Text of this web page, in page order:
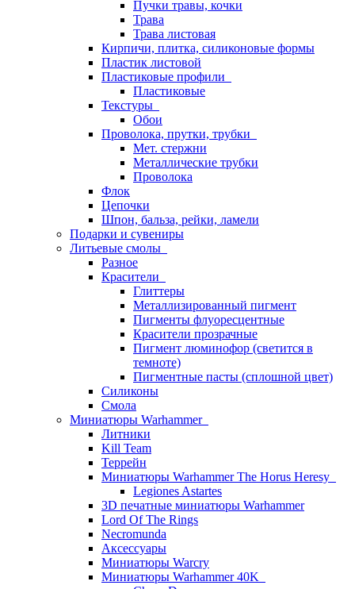
Пучки травы, кочки
Трава
Трава листовая
Кирпичи, плитка, силиконовые формы
Пластик листовой
Пластиковые профили
Пластиковые
Текстуры
Обои
Проволока, прутки, трубки
Мет. стержни
Металлические трубки
Проволока
Флок
Цепочки
Шпон, бальза, рейки, ламели
Подарки и сувениры
Литьевые смолы
Разное
Красители
Глиттеры
Металлизированный пигмент
Пигменты флуоресцентные
Красители прозрачные
Пигмент люминофор (светится в
темноте)
Пигментные пасты (сплошной цвет)
Силиконы
Смола
Миниатюры Warhammer
Литники
Kill Team
Террейн
Миниатюры Warhammer The Horus Heresy
Legiones Astartes
3D печатные миниатюры Warhammer
Lord Of The Rings
Necromunda
Аксессуары
Миниатюры Warcry
Миниатюры Warhammer 40K